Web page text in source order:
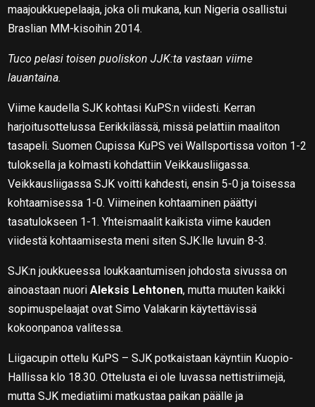
maajoukkuepelaaja, joka oli mukana, kun Nigeria osallistui
Braslian MM-kisoihin 2014.
Tuco pelasi toisen puoliskon JJK:ta vastaan viime
lauantaina.
Viime kaudella SJK kohtasi KuPS:n viidesti. Kerran
harjoitusottelussa Eerikkilässä, missä pelattiin maaliton
tasapeli. Suomen Cupissa KuPS vei Wallsportissa voiton 1-2
tuloksella ja kolmasti kohdattiin Veikkausliigassa.
Veikkausliigassa SJK voitti kahdesti, ensin 5-0 ja toisessa
kohtaamisessa 1-0. Viimeinen kohtaaminen päättyi
tasatulokseen 1-1. Yhteismaalit kaikista viime kauden
viidestä kohtaamisesta meni siten SJK:lle luvuin 8-3.
SJK:n joukkueessa loukkaantumisen johdosta sivussa on
ainoastaan nuoriAleksis Lehtonen, mutta muuten kaikki
sopimuspelaajat ovat Simo Valakarin käytettävissä
kokoonpanoa valitessa.
Liigacupin ottelu KuPS – SJK potkaistaan käyntiin Kuopio-
Hallissa klo 18.30. Ottelusta ei ole luvassa nettistriimejä,
mutta SJK mediatiimi matkustaa paikan päälle ja